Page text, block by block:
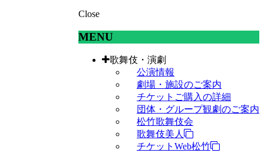
Close
MENU
歌舞伎・演劇
公演情報
劇場・施設のご案内
チケットご購入の詳細
団体・グループ観劇のご案内
松竹歌舞伎会
歌舞伎美人
チケットWeb松竹